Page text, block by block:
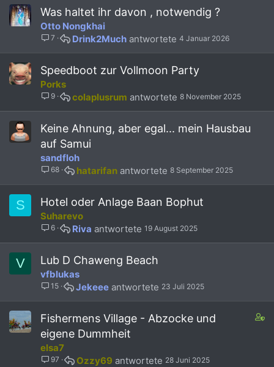
o
)
Was haltet ihr davon , notwendig ?
Otto Nongkhai
7 4 Januar 2026
Drink2Much
Speedboot zur Vollmoon Party
Porks
9 8 November 2025
colaplusrum
Keine Ahnung, aber egal... mein Hausbau
auf Samui
sandfloh
68 8 September 2025
hatarifan
S Hotel oder Anlage Baan Bophut
Suharevo
6 19 August 2025
Riva
V Lub D Chaweng Beach
vfblukas
15 23 Juli 2025
Jekeee
C
Fishermens Village - Abzocke und
eigene Dummheit
elsa7
97 28 Juni 2025
Ozzy69